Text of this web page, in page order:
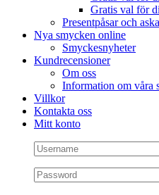
Gratis val för
Presentpåsar och
Nya smycken online
Smyckesnyheter
Kundrecensioner
Om oss
Information om våra
Villkor
Kontakta oss
Mitt konto